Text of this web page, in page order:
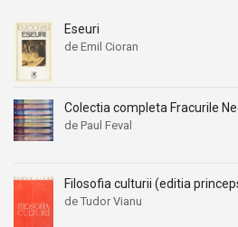
Alexei Tolstoi
Alfred de Musset
Alice Hoffman
Alice Năstase
Alison York
Alistair Maclean
Alexei Tolstoi
Alfred de Musset
Alice Hoffman
Alice Năstase
Alison York
Alistair Maclean
Eseuri
de Emil Cioran
Colectia completa Fracurile
de Paul Feval
Filosofia culturii (editia
de Tudor Vianu